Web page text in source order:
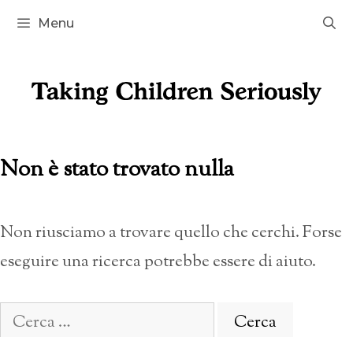
Vai
Menu
Non è stato trovato nulla
Non riusciamo a trovare quello che cerchi. Forse
eseguire una ricerca potrebbe essere di aiuto.
Ricerca